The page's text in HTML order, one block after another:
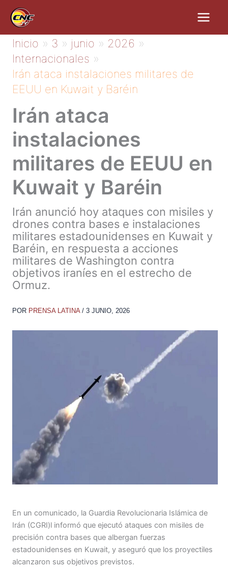
contenido
Inicio 3 junio
2026
Internacionales
Irán ataca instalaciones militares de
EEUU en Kuwait y Baréin
Irán ataca
instalaciones
militares de EEUU en
Kuwait y Baréin
Irán anunció hoy ataques con misiles y
drones contra bases e instalaciones
militares estadounidenses en Kuwait y
Baréin, en respuesta a acciones
militares de Washington contra
objetivos iraníes en el estrecho de
Ormuz.
POR PRENSA LATINA / 3 JUNIO, 2026
En un comunicado, la Guardia Revolucionaria Islámica de
Irán (CGRI)l informó que ejecutó ataques con misiles de
precisión contra bases que albergan fuerzas
estadounidenses en Kuwait, y aseguró que los proyectiles
alcanzaron sus objetivos previstos.